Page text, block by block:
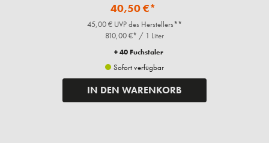
40,50 €*
45,00 € UVP des Herstellers**
810,00 €* / 1 Liter
+ 40 Fuchstaler
Sofort verfügbar
IN DEN WARENKORB